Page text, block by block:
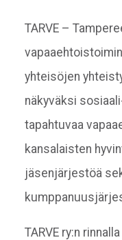
TARVE –
yhteisöjen
näkyväksi
tapahtuvaa
kansalaisten
jäsenjärjestöä
TARVE ry:n